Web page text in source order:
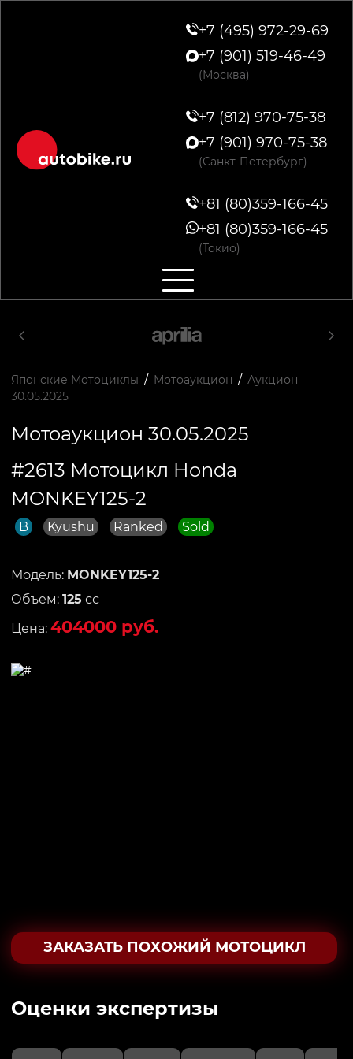
+7 (495) 972-29-69
+7 (901) 519-46-49
(Москва)
+7 (812) 970-75-38
+7 (901) 970-75-38
(Санкт-Петербург)
+81 (80)359-166-45
+81 (80)359-166-45
(Токио)
Японские Мотоциклы / Мотоаукцион / Аукцион
30.05.2025
Мотоаукцион 30.05.2025
#2613 Мотоцикл Honda
MONKEY125-2
B Kyushu Ranked Sold
Модель: MONKEY125-2
Объем: 125 сс
Цена: 404000 руб.
ЗАКАЗАТЬ ПОХОЖИЙ МОТОЦИКЛ
Oценки экспертизы